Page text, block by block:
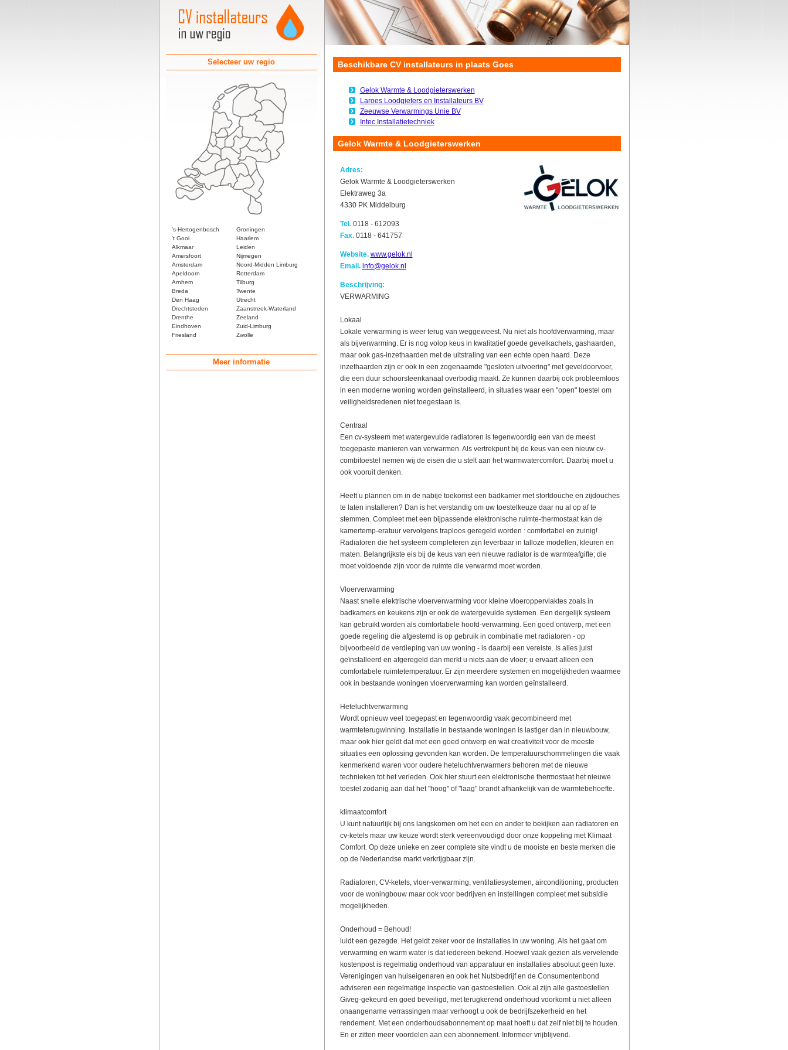
Selecteer uw regio
's-Hertogenbosch
Groningen
't Gooi
Haarlem
Alkmaar
Leiden
Amersfoort
Nijmegen
Amsterdam
Noord-Midden Limburg
Apeldoorn
Rotterdam
Arnhem
Tilburg
Breda
Twente
Den Haag
Utrecht
Drechtsteden
Zaanstreek-Waterland
Drenthe
Zeeland
Eindhoven
Zuid-Limburg
Friesland
Zwolle
Meer informatie
Beschikbare CV installateurs in plaats Goes
Gelok Warmte & Loodgieterswerken
Laroes Loodgieters en Installateurs BV
Zeeuwse Verwarmings Unie BV
Intec Installatietechniek
Gelok Warmte & Loodgieterswerken
Adres:
Gelok Warmte & Loodgieterswerken
Elektraweg 3a
4330 PK Middelburg
Tel.0118 - 612093
Fax.0118 - 641757
Website. www.gelok.nl
Email. info@gelok.nl
Beschrijving:
VERWARMING
Lokaal
Lokale verwarming is weer terug van weggeweest. Nu niet als hoofdverwarming, maar
als bijverwarming. Er is nog volop keus in kwalitatief goede gevelkachels, gashaarden,
maar ook gas-inzethaarden met de uitstraling van een echte open haard. Deze
inzethaarden zijn er ook in een zogenaamde "gesloten uitvoering" met geveldoorvoer,
die een duur schoorsteenkanaal overbodig maakt. Ze kunnen daarbij ook probleemloos
in een moderne woning worden geïnstalleerd, in situaties waar een "open" toestel om
veiligheidsredenen niet toegestaan is.
Centraal
Een cv-systeem met watergevulde radiatoren is tegenwoordig een van de meest
toegepaste manieren van verwarmen. Als vertrekpunt bij de keus van een nieuw cv-
combitoestel nemen wij de eisen die u stelt aan het warmwatercomfort. Daarbij moet u
ook vooruit denken.
Heeft u plannen om in de nabije toekomst een badkamer met stortdouche en zijdouches
te laten installeren? Dan is het verstandig om uw toestelkeuze daar nu al op af te
stemmen. Compleet met een bijpassende elektronische ruimte-thermostaat kan de
kamertemp-eratuur vervolgens traploos geregeld worden : comfortabel en zuinig!
Radiatoren die het systeem completeren zijn leverbaar in talloze modellen, kleuren en
maten. Belangrijkste eis bij de keus van een nieuwe radiator is de warmteafgifte; die
moet voldoende zijn voor de ruimte die verwarmd moet worden.
Vloerverwarming
Naast snelle elektrische vloerverwarming voor kleine vloeroppervlaktes zoals in
badkamers en keukens zijn er ook de watergevulde systemen. Een dergelijk systeem
kan gebruikt worden als comfortabele hoofd-verwarming. Een goed ontwerp, met een
goede regeling die afgestemd is op gebruik in combinatie met radiatoren - op
bijvoorbeeld de verdieping van uw woning - is daarbij een vereiste. Is alles juist
geïnstalleerd en afgeregeld dan merkt u niets aan de vloer; u ervaart alleen een
comfortabele ruimtetemperatuur. Er zijn meerdere systemen en mogelijkheden waarmee
ook in bestaande woningen vloerverwarming kan worden geïnstalleerd.
Heteluchtverwarming
Wordt opnieuw veel toegepast en tegenwoordig vaak gecombineerd met
warmteterugwinning. Installatie in bestaande woningen is lastiger dan in nieuwbouw,
maar ook hier geldt dat met een goed ontwerp en wat creativiteit voor de meeste
situaties een oplossing gevonden kan worden. De temperatuurschommelingen die vaak
kenmerkend waren voor oudere heteluchtverwarmers behoren met de nieuwe
technieken tot het verleden. Ook hier stuurt een elektronische thermostaat het nieuwe
toestel zodanig aan dat het "hoog" of "laag" brandt afhankelijk van de warmtebehoefte.
klimaatcomfort
U kunt natuurlijk bij ons langskomen om het een en ander te bekijken aan radiatoren en
cv-ketels maar uw keuze wordt sterk vereenvoudigd door onze koppeling met Klimaat
Comfort. Op deze unieke en zeer complete site vindt u de mooiste en beste merken die
op de Nederlandse markt verkrijgbaar zijn.
Radiatoren, CV-ketels, vloer-verwarming, ventilatiesystemen, airconditioning, producten
voor de woningbouw maar ook voor bedrijven en instellingen compleet met subsidie
mogelijkheden.
Onderhoud = Behoud!
luidt een gezegde. Het geldt zeker voor de installaties in uw woning. Als het gaat om
verwarming en warm water is dat iedereen bekend. Hoewel vaak gezien als vervelende
kostenpost is regelmatig onderhoud van apparatuur en installaties absoluut geen luxe.
Verenigingen van huiseigenaren en ook het Nutsbedrijf en de Consumentenbond
adviseren een regelmatige inspectie van gastoestellen. Ook al zijn alle gastoestellen
Giveg-gekeurd en goed beveiligd, met terugkerend onderhoud voorkomt u niet alleen
onaangename verrassingen maar verhoogt u ook de bedrijfszekerheid en het
rendement. Met een onderhoudsabonnement op maat hoeft u dat zelf niet bij te houden.
En er zitten meer voordelen aan een abonnement. Informeer vrijblijvend.